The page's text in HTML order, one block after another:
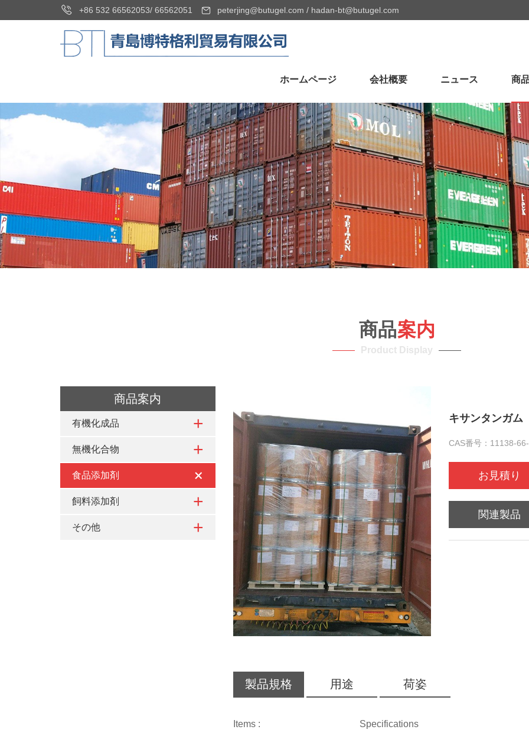
+86 532 66562053/ 66562051 peterjing@butugel.com / hadan-bt@butugel.com
ホームページ 会社概要 ニュース 商
商品案内
Product Display
商品案内
有機化成品
無機化合物
食品添加剤
飼料添加剤
その他
キサンタンガム
CAS番号：11138-
お見積り
関連製品
製品規格 用途 荷姿
Items : Specifications